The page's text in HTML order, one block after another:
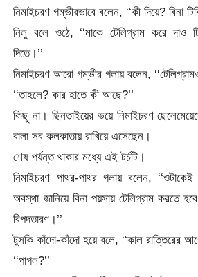
নিমাইচরণ গম্ভীরভাবে বলেন, ‘‘কী দিয়ে? বিনা
নিলু বলে ওঠে, ‘‘মাকে টেলিগ্রাম করে দাও
দিতে।’’
নিমাইচরণ আরো গম্ভীর গলায় বলেন,
‘‘তাহলে? কার হাতে কী আছে?’’
কিছু না। ছিনতাইয়ের ভয়ে নিমাইচরণ
বালা সব কলকাতায় রাখিয়ে এসেছেন।
শেষ পর্যন্ত থাকার মধ্যে এই টর্চটি।
নিমাইচরণ পাথর-পাথর গলায় বলেন,
অবস্থা জানিয়ে বিনা পয়সায় টেলিগ্রাম করতে
বিপদতারণ।’’
টুসকি কাঁদো-কাঁদো হয়ে বলে, ‘‘কাল রাত্তিরের
‘‘পাগল?’’